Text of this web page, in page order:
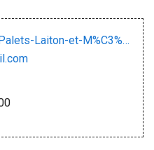
facebook.com/ASPTT-Palets-Laiton-et-M%C3%B6lkky-623685318150980/